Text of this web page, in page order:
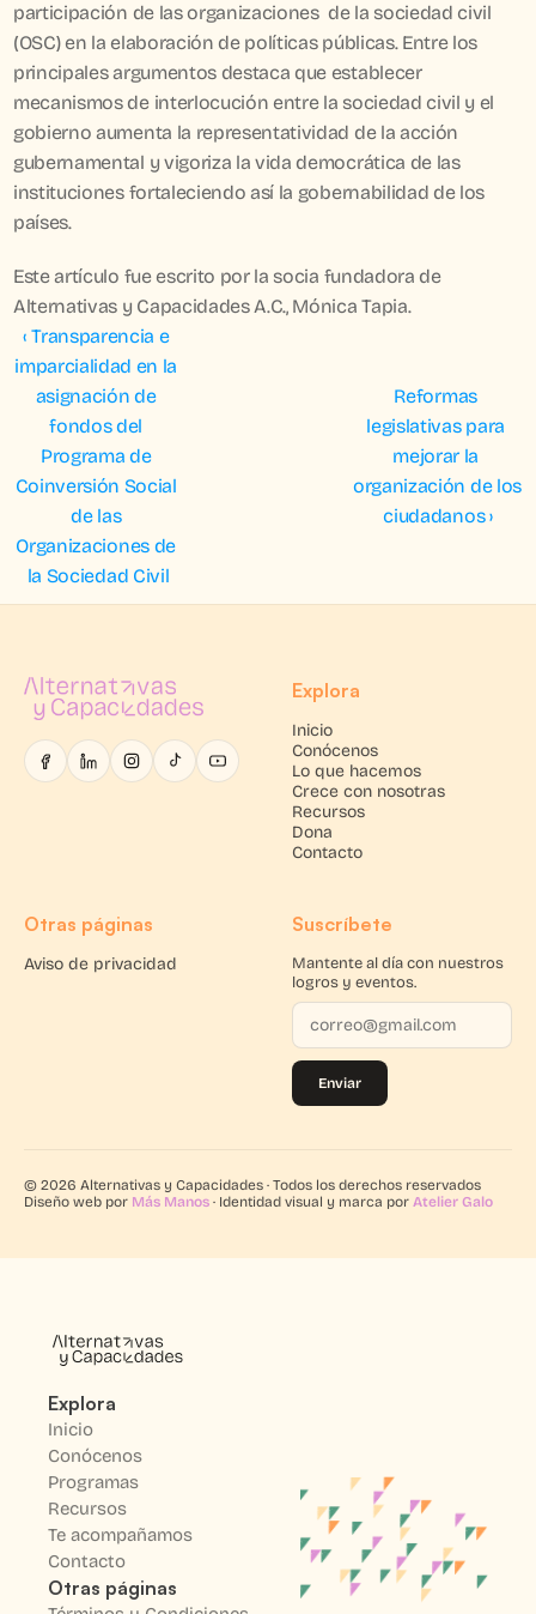
participación de las organizaciones  de la sociedad civil
(OSC) en la elaboración de políticas públicas. Entre los
principales argumentos destaca que establecer
mecanismos de interlocución entre la sociedad civil y el
gobierno aumenta la representatividad de la acción
gubernamental y vigoriza la vida democrática de las
instituciones fortaleciendo así la gobernabilidad de los
países.
Este artículo fue escrito por la socia fundadora de
Alternativas y Capacidades A.C., Mónica Tapia.
‹ Transparencia e
imparcialidad en la
asignación de
fondos del
Programa de
Coinversión Social
de las
Organizaciones de
la Sociedad Civil
Reformas
legislativas para
mejorar la
organización de los
ciudadanos ›
Explora
Inicio
Conócenos
Lo que hacemos
Crece con nosotras
Recursos
Dona
Contacto
Otras páginas
Aviso de privacidad
Suscríbete
Mantente al día con nuestros
logros y eventos.
Enviar
© 2026 Alternativas y Capacidades · Todos los derechos reservados
Diseño web por Más Manos · Identidad visual y marca por Atelier Galo
Explora
Inicio
Conócenos
Programas
Recursos
Te acompañamos
Contacto
Otras páginas